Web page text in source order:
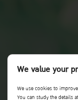
We value your
We use cookies to
You can study the details